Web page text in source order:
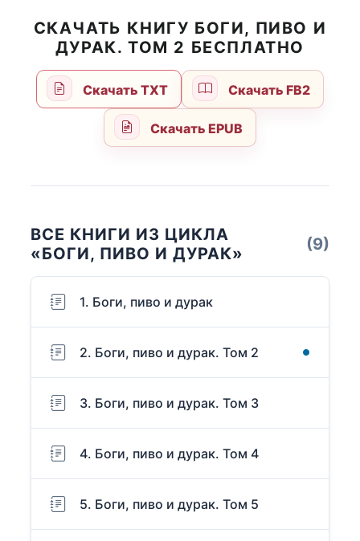
СКАЧАТЬ КНИГУ БОГИ, ПИВО И
ДУРАК. ТОМ 2 БЕСПЛАТНО
Скачать TXT Скачать FB2
Скачать EPUB
ВСЕ КНИГИ ИЗ ЦИКЛА
«БОГИ, ПИВО И ДУРАК»
(9)
1. Боги, пиво и дурак
2. Боги, пиво и дурак. Том 2
3. Боги, пиво и дурак. Том 3
4. Боги, пиво и дурак. Том 4
5. Боги, пиво и дурак. Том 5